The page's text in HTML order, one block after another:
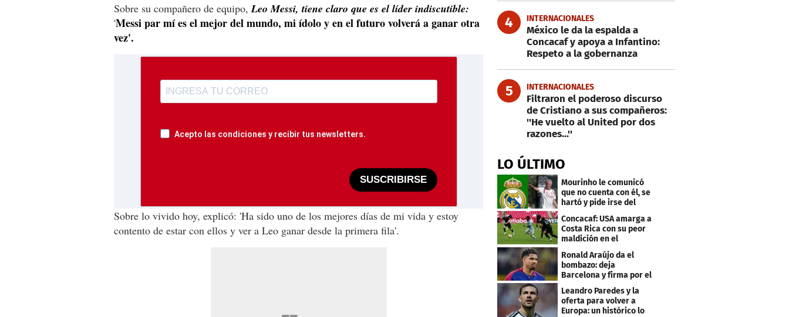
Sobre su compañero de equipo,Leo Messi, tiene claro que es el líder indiscutible:
'Messi par mí es el mejor del mundo, mi ídolo y en el futuro volverá a ganar otra
vez'.
Acepto las condiciones y recibir tus newsletters.
SUSCRIBIRSE
Sobre lo vivido hoy, explicó: 'Ha sido uno de los mejores días de mi vida y estoy
contento de estar con ellos y ver a Leo ganar desde la primera fila'.
4 INTERNACIONALES
México le da la espalda a
Concacaf y apoya a Infantino:
Respeto a la gobernanza
5 INTERNACIONALES
Filtraron el poderoso discurso
de Cristiano a sus compañeros:
''He vuelto al United por dos
razones...''
LO ÚLTIMO
Mourinho le comunicó
que no cuenta con él, se
hartó y pide irse del
Concacaf: USA amarga a
Costa Rica con su peor
maldición en el
premundial Sub-20
Ronald Araújo da el
bombazo: deja
Barcelona y firma por el
club menos pensado
Leandro Paredes y la
oferta para volver a
Europa: un histórico lo